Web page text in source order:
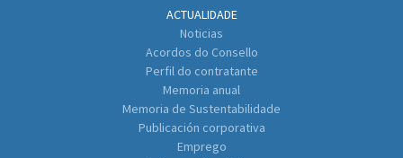
ACTUALIDADE
Noticias
Acordos do Consello
Perfil do contratante
Memoria anual
Memoria de Sustentabilidade
Publicación corporativa
Emprego